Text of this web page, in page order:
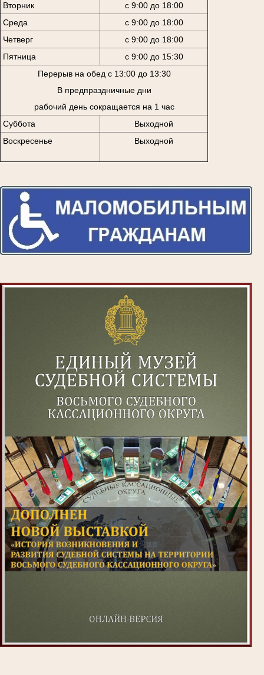
Вторник
с 9:00 до 18:00
Среда
с 9:00 до 18:00
Четверг
с 9:00 до 18:00
Пятница
с 9:00 до 15:30
Перерыв на обед с 13:00 до 13:30
В предпраздничные дни
рабочий день сокращается на 1 час
Суббота
Выходной
Воскресенье
Выходной